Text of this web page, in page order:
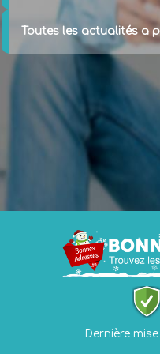
Toutes les actualités a
Dernière